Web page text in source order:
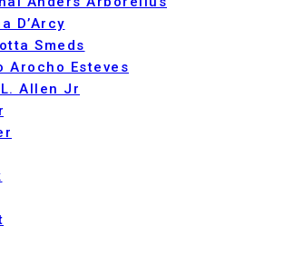
D’Arcy
Smeds
Arocho Esteves
Allen Jr